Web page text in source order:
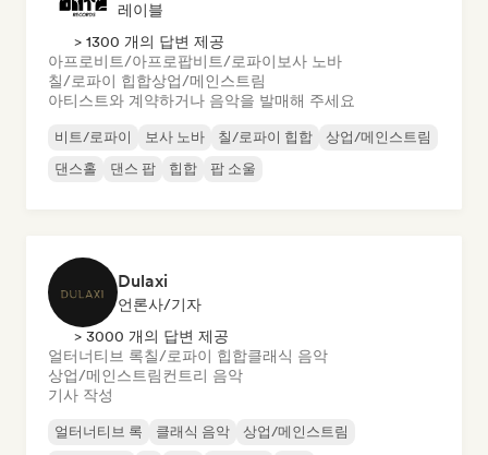
레이블
> 1300 개의 답변 제공
아프로비트/아프로팝비트/로파이 보사 노바
칠/로파이 힙합상업/메인스트림
아티스트와 계약하거나 음악을 발매해 주세요
비트/로파이 보사 노바 칠/로파이 힙합
상업/메인스트림
댄스홀
댄스 팝 힙합 팝 소울
Dulaxi
언론사/기자
> 3000 개의 답변 제공
얼터너티브 록칠/로파이 힙합클래식 음악
상업/메인스트림컨트리 음악
기사 작성
얼터너티브 록 클래식 음악 상업/메인스트림